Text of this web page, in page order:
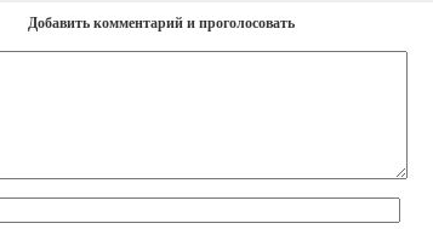
Добавить комментарий и проголосовать